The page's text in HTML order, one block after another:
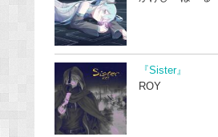
『Sister』
ROY